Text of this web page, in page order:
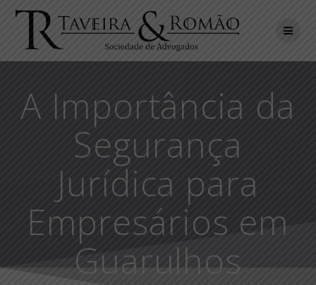
to
content
A Importância da
Segurança
Jurídica para
Empresários em
Guarulhos